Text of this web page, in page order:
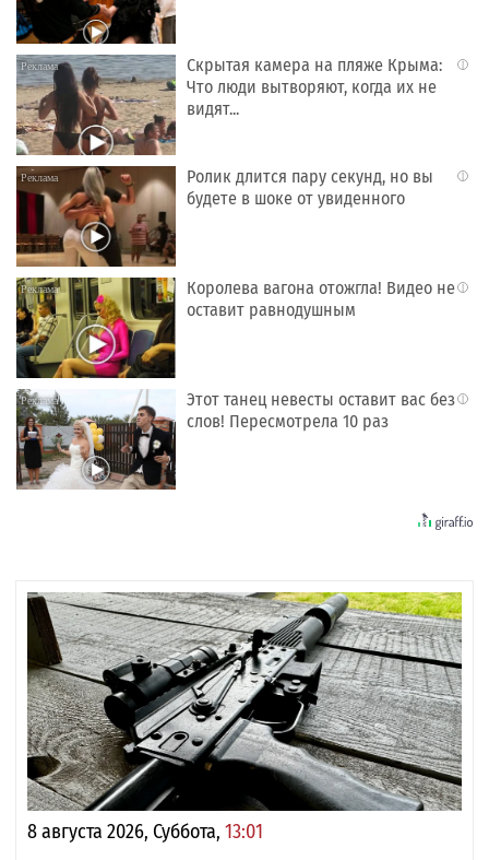
i
Скрытая камера на пляже Крыма:
Что люди вытворяют, когда их не
видят...
i
Ролик длится пару секунд, но вы
будете в шоке от увиденного
i
Королева вагона отожгла! Видео не
оставит равнодушным
i
Этот танец невесты оставит вас без
слов! Пересмотрела 10 раз
8 августа 2026, Суббота, 13:01